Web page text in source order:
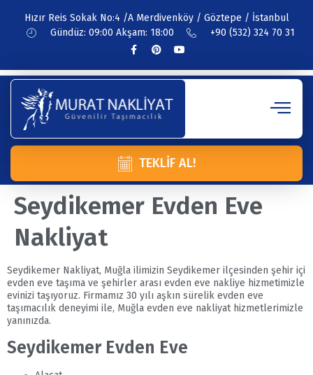
Hızır Reis Sokak No:4 /A Merdivenköy / Göztepe / İstanbul
Gündüz: 09:00 Akşam: 18:00
+90 (532) 324 70 31
TEKLIF AL!
Seydikemer Evden Eve
Nakliyat
Seydikemer Nakliyat, Muğla ilimizin Seydikemer ilçesinden şehir içi
evden eve taşıma ve şehirler arası evden eve nakliye hizmetimizle
evinizi taşıyoruz. Firmamız 30 yılı aşkın sürelik evden eve
taşımacılık deneyimi ile, Muğla evden eve nakliyat hizmetlerimizle
yanınızda.
Seydikemer Evden Eve